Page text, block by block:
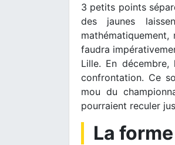
3 petits points
des jaunes
faudra
Lille. En
confrontation. Ce
mou du
pourraient reculer
La forme